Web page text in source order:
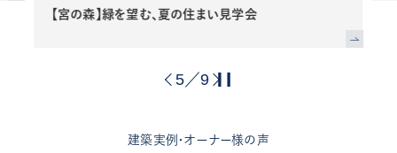
【宮の森】緑を望む、夏の住まい見学会
5／9
建築実例・オーナー様の声